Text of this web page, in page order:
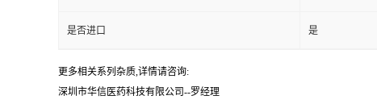
是否进口 是
更多相关系列杂质,详情请咨询:
深圳市华信医药科技有限公司--罗经理